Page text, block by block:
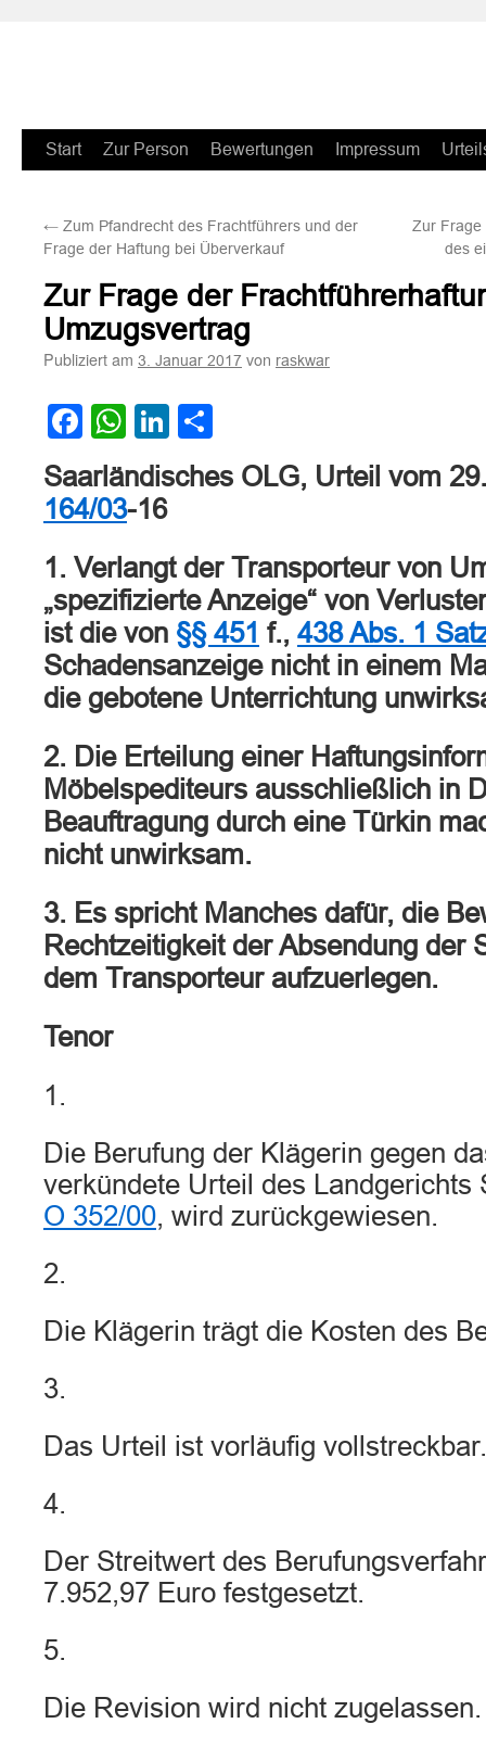
Zum
springen
Start Zur Person Bewertungen Impressum
← Zum Pfandrecht des Frachtführers und der
Frage der Haftung bei Überverkauf
Zur Frage
des
Zur Frage der
Umzugsvertrag
Publiziert am 3. Januar 2017 von raskwar
Facebook
WhatsApp
LinkedIn
Saarländisches OLG, Urteil vom
164/03-16
1. Verlangt der Transporteur von
„spezifizierte Anzeige“ von
ist die von §§ 451 f., 438 Abs. 1
Schadensanzeige nicht in einem
die gebotene Unterrichtung
2. Die Erteilung einer
Möbelspediteurs ausschließlich in
Beauftragung durch eine Türkin
nicht unwirksam.
3. Es spricht Manches dafür, die
Rechtzeitigkeit der Absendung der
dem Transporteur aufzuerlegen.
Tenor
1.
Die Berufung der Klägerin gegen
verkündete Urteil des
O 352/00, wird zurückgewiesen.
2.
Die Klägerin trägt die Kosten des
3.
Das Urteil ist vorläufig vollstreckbar.
4.
Der Streitwert des
7.952,97 Euro festgesetzt.
5.
Die Revision wird nicht zugelassen.